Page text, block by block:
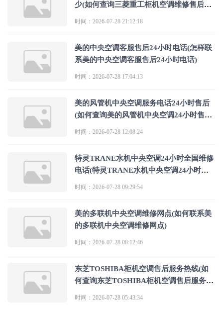
少(如何查询三菱重工柜机空调维修售后服
时间：2026-07-28 21:12:18
美的中央空调客服售后24小时电话(怎样联
系美的中央空调客服售后24小时电话)
时间：2026-07-28 17:04:13
美的风管机中央空调服务电话24小时售后
(如何查询美的风管机中央空调24小时售后
时间：2026-07-28 12:08:24
特灵TRANE水机中央空调24小时全国维修
电话(特灵TRANE水机中央空调24小时全
时间：2026-07-28 09:29:54
美的多联机中央空调维修网点(如何联系美
的多联机中央空调维修网点)
时间：2026-07-28 08:12:46
东芝TOSHIBA柜机空调售后服务热线(如
何查询东芝TOSHIBA柜机空调售后服务热
时间：2026-07-28 05:43:34